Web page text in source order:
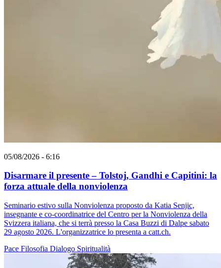
05/08/2026 - 6:16
Disarmare il presente – Tolstoj, Gandhi e Capitini: la
forza attuale della nonviolenza
Seminario estivo sulla Nonviolenza proposto da Katia Senjic,
insegnante e co-coordinatrice del Centro per la Nonviolenza della
Svizzera italiana, che si terrà presso la Casa Buzzi di Dalpe sabato
29 agosto 2026. L'organizzatrice lo presenta a catt.ch.
Pace Filosofia Dialogo Spiritualità